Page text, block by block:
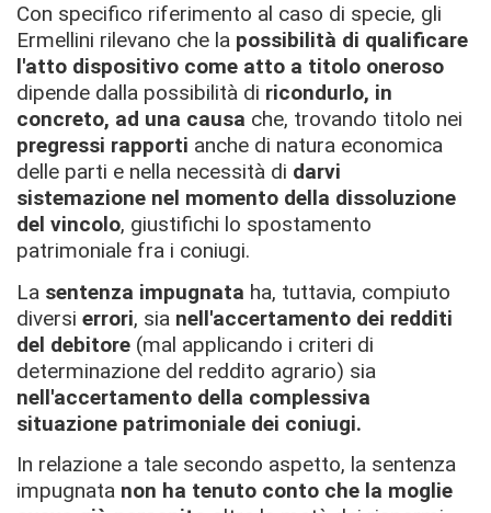
Con specifico riferimento al caso di specie, gli
Ermellini rilevano che la possibilità di qualificare
l'atto dispositivo come atto a titolo oneroso
dipende dalla possibilità di ricondurlo, in
concreto, ad una causa che, trovando titolo nei
pregressi rapporti anche di natura economica
delle parti e nella necessità di darvi
sistemazione nel momento della dissoluzione
del vincolo, giustifichi lo spostamento
patrimoniale fra i coniugi.
La sentenza impugnata ha, tuttavia, compiuto
diversi errori, sia nell'accertamento dei redditi
del debitore (mal applicando i criteri di
determinazione del reddito agrario) sia
nell'accertamento della complessiva
situazione patrimoniale dei coniugi.
In relazione a tale secondo aspetto, la sentenza
impugnata non ha tenuto conto che la moglie